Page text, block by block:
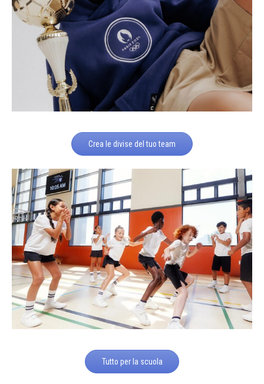
Crea le divise del tuo team
Tutto per la scuola